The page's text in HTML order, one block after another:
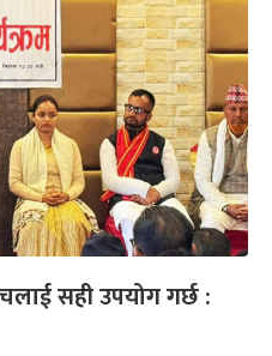
सही उपयोग गर्छ :